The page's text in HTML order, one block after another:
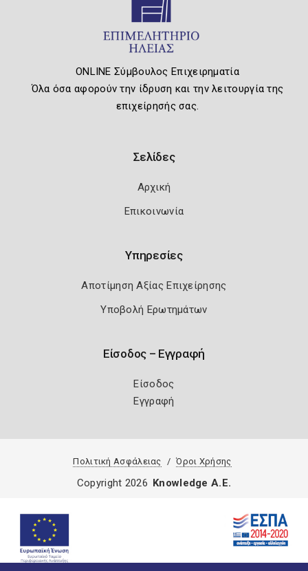
ONLINE Σύμβουλος Επιχειρηματία
Όλα όσα αφορούν την ίδρυση και την λειτουργία της
επιχείρησής σας.
Σελίδες
Αρχική
Επικοινωνία
Υπηρεσίες
Αποτίμηση Αξίας Επιχείρησης
Υποβολή Ερωτημάτων
Είσοδος – Εγγραφή
Είσοδος
Εγγραφή
Πολιτική Ασφάλειας Όροι Χρήσης
Copyright 2026 Knowledge A.E.